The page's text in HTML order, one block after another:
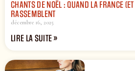
CHANTS DE NOËL : QUAND LA FRANCE (ET
RASSEMBLENT
décembre 16, 2025
LIRE LA SUITE »